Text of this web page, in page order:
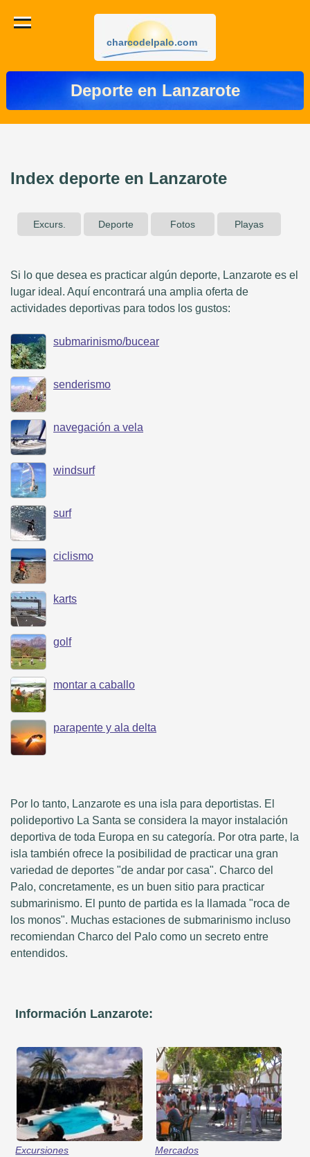
charcodelpalo.com
Deporte en Lanzarote
Index deporte en Lanzarote
Excurs. Deporte Fotos Playas
Si lo que desea es practicar algún deporte, Lanzarote es el
lugar ideal. Aquí encontrará una amplia oferta de
actividades deportivas para todos los gustos:
submarinismo/bucear
senderismo
navegación a vela
windsurf
surf
ciclismo
karts
golf
montar a caballo
parapente y ala delta
Por lo tanto, Lanzarote es una isla para deportistas. El
polideportivo La Santa se considera la mayor instalación
deportiva de toda Europa en su categoría. Por otra parte, la
isla también ofrece la posibilidad de practicar una gran
variedad de deportes "de andar por casa". Charco del
Palo, concretamente, es un buen sitio para practicar
submarinismo. El punto de partida es la llamada "roca de
los monos". Muchas estaciones de submarinismo incluso
recomiendan Charco del Palo como un secreto entre
entendidos.
Información Lanzarote:
Excursiones Mercados